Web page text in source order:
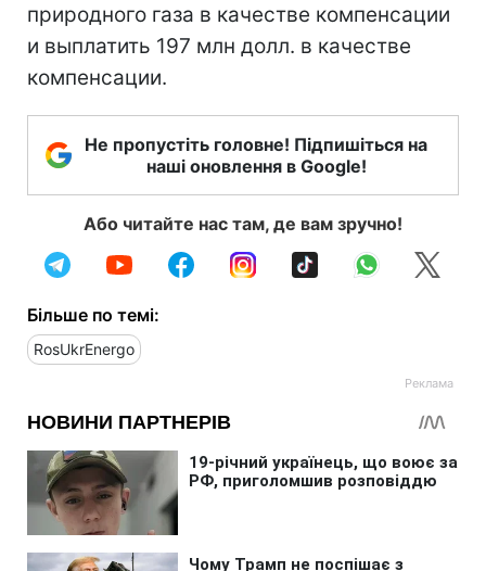
природного газа в качестве компенсации
и выплатить 197 млн долл. в качестве
компенсации.
Не пропустіть головне! Підпишіться на
наші оновлення в Google!
Або читайте нас там, де вам зручно!
Більше по темі:
RosUkrEnergo